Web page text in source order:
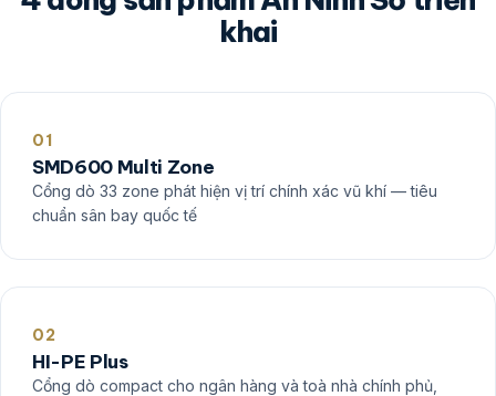
khai
01
SMD600 Multi Zone
Cổng dò 33 zone phát hiện vị trí chính xác vũ khí — tiêu
chuẩn sân bay quốc tế
02
HI-PE Plus
Cổng dò compact cho ngân hàng và toà nhà chính phủ,